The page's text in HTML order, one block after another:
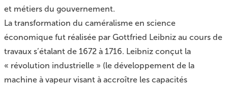
et métiers du gouvernement.
La transformation du caméralisme en science
économique fut réalisée par Gottfried Leibniz au cours de
travaux s’étalant de 1672 à 1716. Leibniz conçut la
« révolution industrielle » (le développement de la
machine à vapeur visant à accroître les capacités